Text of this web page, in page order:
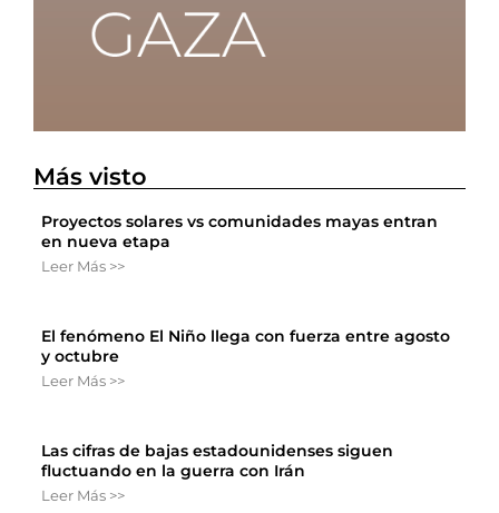
Más visto
Proyectos solares vs comunidades mayas entran
en nueva etapa
Leer Más >>
El fenómeno El Niño llega con fuerza entre agosto
y octubre
Leer Más >>
Las cifras de bajas estadounidenses siguen
fluctuando en la guerra con Irán
Leer Más >>